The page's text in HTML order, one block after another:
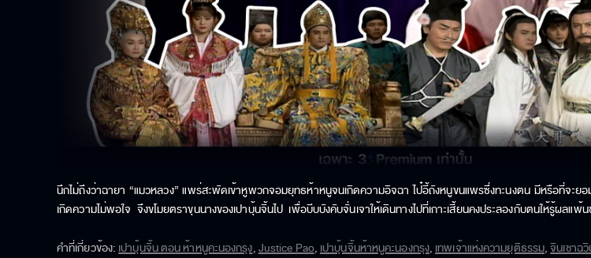
นึกไม่ถึงว่าฉายา “แมวหลวง” แพร่สะพัดเข้าหูพวกจอมยุทธห้าหนูจนเกิดความอิจฉา ไป๋อี้ถังหนูขนแพรซึ่งทะนงตน มีหรือที่จะย
เกิดความไม่พอใจ จึงขโมยตราขุนนางของเปาบุ้นจิ้นไป เพื่อบีบบังคับจั่นเจาให้เดินทางไปที่เกาะเสี้ยนคงประลองกับตนให้รู้ผล
คำที่เกี่ยวข้อง:เปาบุ้นจิ้น ตอน ห้าหนูคะนองกรุง,Justice Pao,เปาบุ้นจิ้นห้าหนูคะนองกรุง,เทพเจ้าแห่งความยุติธรรม,จินเชาฉ